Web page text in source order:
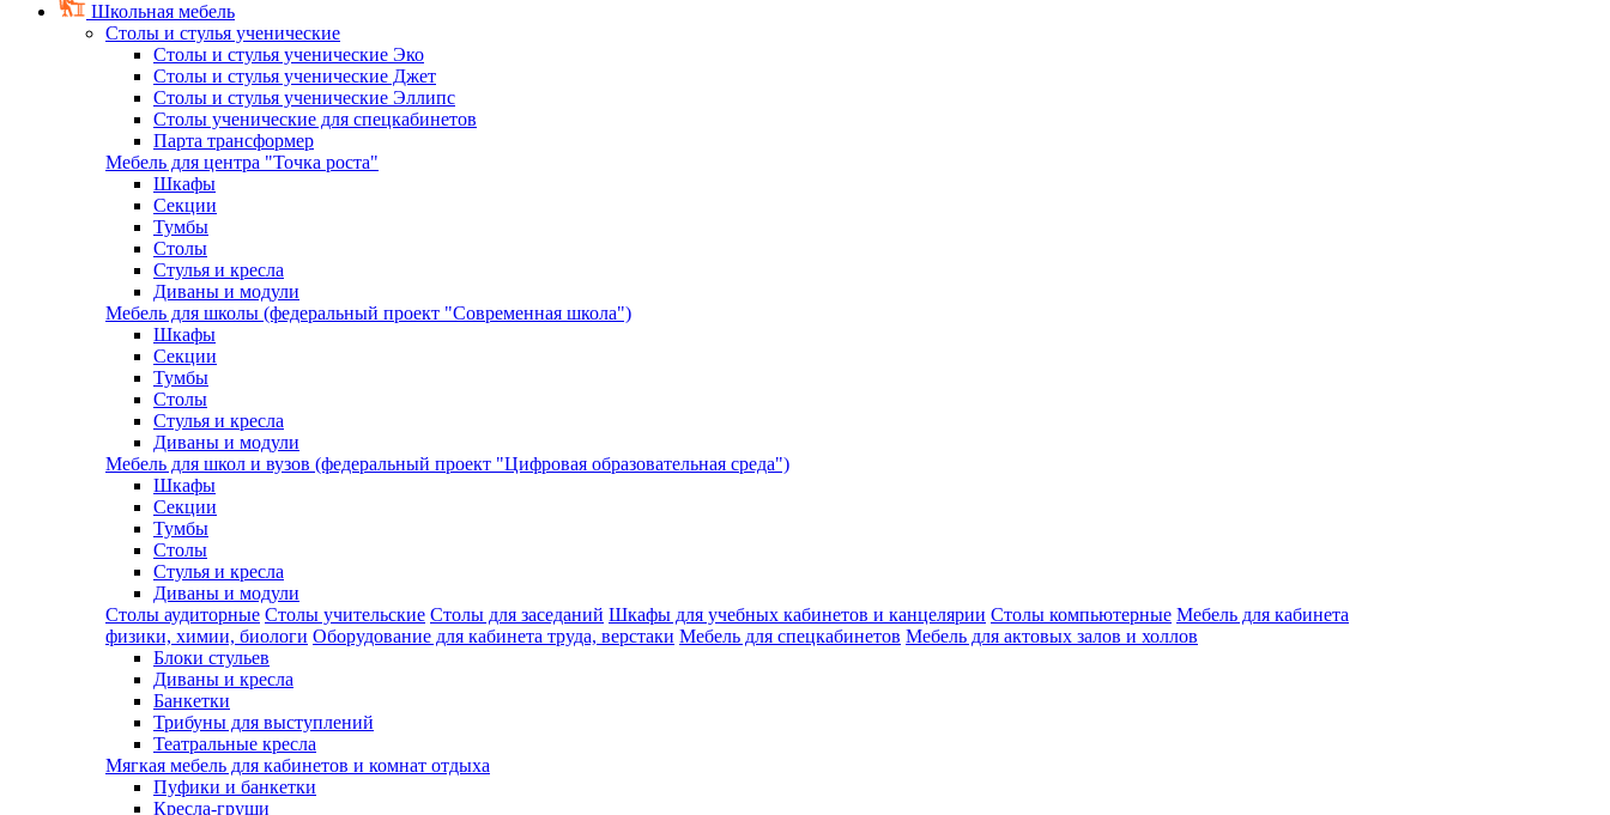
Школьная мебель
Столы и стулья ученические
Столы и стулья ученические Эко
Столы и стулья ученические Джет
Столы и стулья ученические Эллипс
Столы ученические для спецкабинетов
Парта трансформер
Мебель для центра "Точка роста"
Шкафы
Секции
Тумбы
Столы
Стулья и кресла
Диваны и модули
Мебель для школы (федеральный проект "Современная школа")
Шкафы
Секции
Тумбы
Столы
Стулья и кресла
Диваны и модули
Мебель для школ и вузов (федеральный проект "Цифровая образовательная среда")
Шкафы
Секции
Тумбы
Столы
Стулья и кресла
Диваны и модули
Столы аудиторные Столы учительские Столы для заседаний Шкафы для учебных кабинетов и канцелярии Столы компьютерные Мебель для кабинета
физики, химии, биологи Оборудование для кабинета труда, верстаки Мебель для спецкабинетов Мебель для актовых залов и холлов
Блоки стульев
Диваны и кресла
Банкетки
Трибуны для выступлений
Театральные кресла
Мягкая мебель для кабинетов и комнат отдыха
Пуфики и банкетки
Кресла-груши